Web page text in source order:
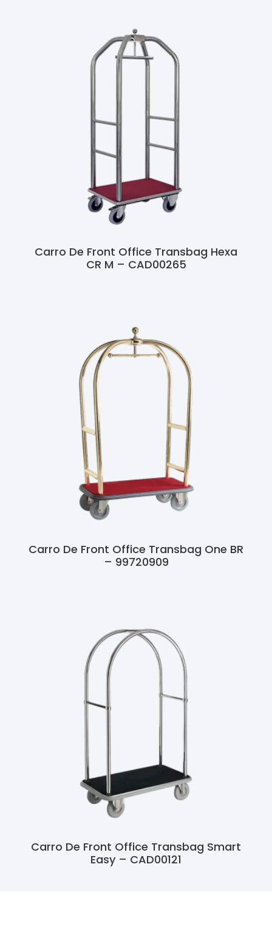
Carro De Front Office Transbag Hexa
CR M – CAD00265
Carro De Front Office Transbag One BR
– 99720909
Carro De Front Office Transbag Smart
Easy – CAD00121